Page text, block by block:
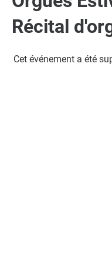
Récital
Cet événement a été